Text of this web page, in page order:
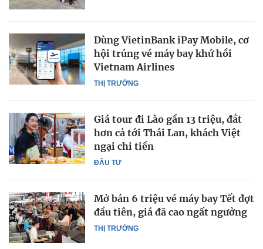
THỊ TRƯỜNG
Dùng VietinBank iPay Mobile, cơ
hội trúng vé máy bay khứ hồi
Vietnam Airlines
ĐẦU TƯ
Giá tour đi Lào gần 13 triệu, đắt
hơn cả tới Thái Lan, khách Việt
ngại chi tiền
THỊ TRƯỜNG
Mở bán 6 triệu vé máy bay Tết đợt
đầu tiên, giá đã cao ngất ngưởng